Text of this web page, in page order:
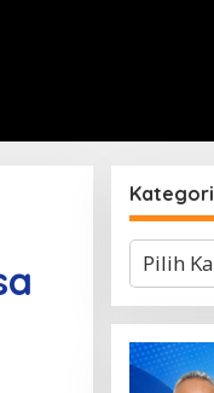
Kategori
Kategori